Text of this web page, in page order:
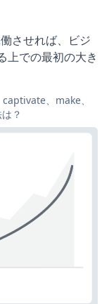
させれば、ビジ
上での最初の大き
、make、
？